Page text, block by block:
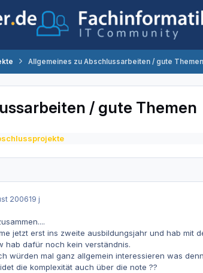
Allgemeines zu Abschlussarbeiten / gute Themen
/ gute Themen
200619 j
jetzt erst ins zweite ausbildungsjahr und hab mit
hab dafür noch kein verständnis.
würden mal ganz allgemein interessieren was
die komplexität auch über die note ??